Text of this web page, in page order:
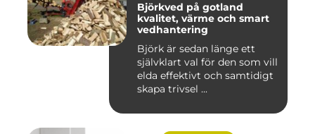
Björkved på gotland
kvalitet, värme och smart
vedhantering
Björk är sedan länge ett
självklart val för den som vill
elda effektivt och samtidigt
skapa trivsel ...